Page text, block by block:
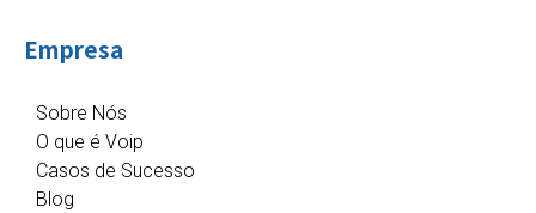
Empresa
Sobre Nós
O que é Voip
Casos de Sucesso
Blog